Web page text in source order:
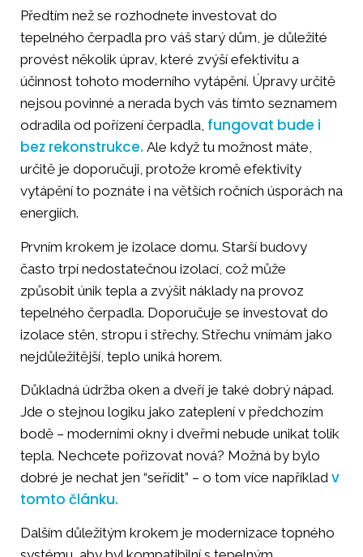
Předtím než se rozhodnete investovat do
tepelného čerpadla pro váš starý dům, je důležité
provést několik úprav, které zvýší efektivitu a
účinnost tohoto moderního vytápění. Úpravy určitě
nejsou povinné a nerada bych vás tímto seznamem
odradila od pořízení čerpadla, fungovat bude i
bez rekonstrukce. Ale když tu možnost máte,
určitě je doporučuji, protože kromě efektivity
vytápění to poznáte i na větších ročních úsporách na
energiích.
Prvním krokem je izolace domu. Starší budovy
často trpí nedostatečnou izolací, což může
způsobit únik tepla a zvýšit náklady na provoz
tepelného čerpadla. Doporučuje se investovat do
izolace stěn, stropu i střechy. Střechu vnímám jako
nejdůležitější, teplo uniká horem.
Důkladná údržba oken a dveří je také dobrý nápad.
Jde o stejnou logiku jako zateplení v předchozím
bodě – moderními okny i dveřmi nebude unikat tolik
tepla. Nechcete pořizovat nová? Možná by bylo
dobré je nechat jen “seřídit” – o tom více například v
tomto článku.
Dalším důležitým krokem je modernizace topného